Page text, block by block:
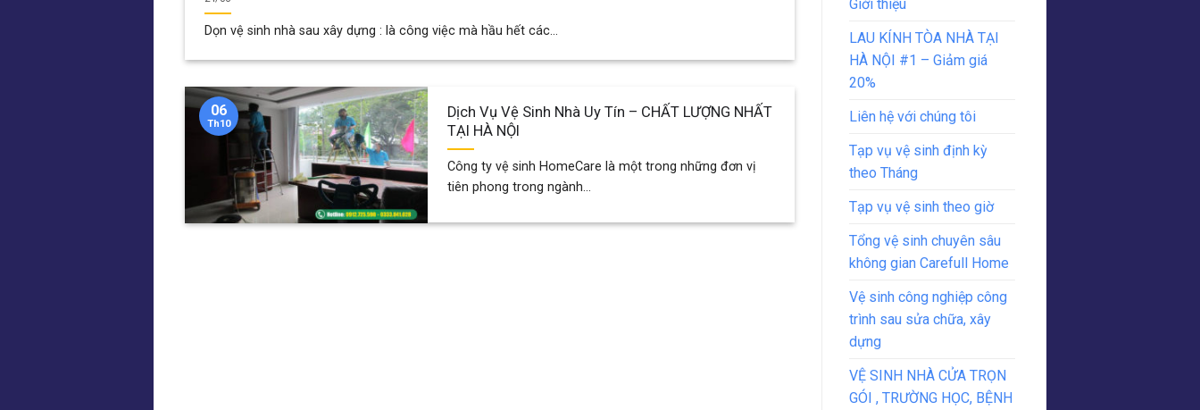
Dọn vệ sinh nhà sau xây dựng : là công việc mà hầu hết các...
Dịch Vụ Vệ Sinh Nhà Uy Tín – CHẤT LƯỢNG NHẤT
TẠI HÀ NỘI
Công ty vệ sinh HomeCare là một trong những đơn vị
tiên phong trong ngành...
06
Th10
Giới thiệu
LAU KÍNH TÒA NHÀ TẠI
HÀ NỘI #1 – Giảm giá
20%
Liên hệ với chúng tôi
Tạp vụ vệ sinh định kỳ
theo Tháng
Tạp vụ vệ sinh theo giờ
Tổng vệ sinh chuyên sâu
không gian Carefull Home
Vệ sinh công nghiệp công
trình sau sửa chữa, xây
dựng
VỆ SINH NHÀ CỬA TRỌN
GÓI , TRƯỜNG HỌC, BỆNH